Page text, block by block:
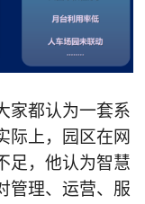
家都认为一套系
际上，园区在网
足，他认为智慧
管理、运营、服